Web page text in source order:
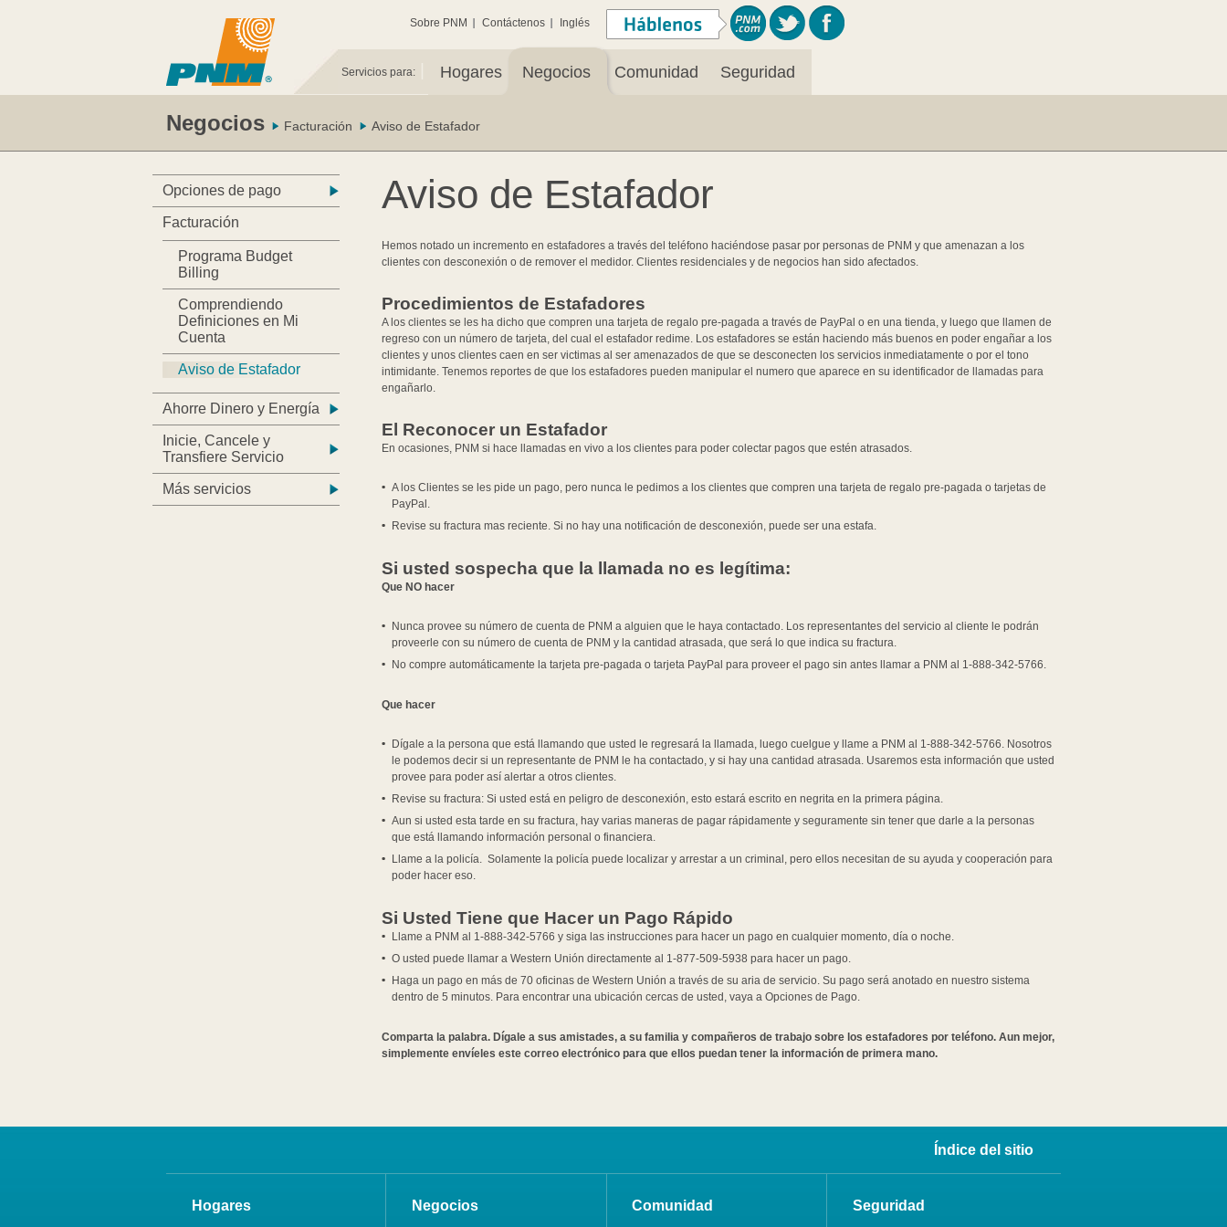
Sobre PNM Contáctenos Inglés
Servicios para: Hogares Negocios Comunidad Seguridad
Negocios Facturación Aviso de Estafador
Opciones de pago
Facturación
Programa Budget
Billing
Comprendiendo
Definiciones en Mi
Cuenta
Aviso de Estafador
Ahorre Dinero y Energía
Inicie, Cancele y
Transfiere Servicio
Más servicios
Aviso de Estafador
Hemos notado un incremento en estafadores a través del teléfono haciéndose pasar por personas de PNM y que amenazan a los
clientes con desconexión o de remover el medidor. Clientes residenciales y de negocios han sido afectados.
Procedimientos de Estafadores
A los clientes se les ha dicho que compren una tarjeta de regalo pre-pagada a través de PayPal o en una tienda, y luego que llamen de
regreso con un número de tarjeta, del cual el estafador redime. Los estafadores se están haciendo más buenos en poder engañar a los
clientes y unos clientes caen en ser victimas al ser amenazados de que se desconecten los servicios inmediatamente o por el tono
intimidante. Tenemos reportes de que los estafadores pueden manipular el numero que aparece en su identificador de llamadas para
engañarlo.
El Reconocer un Estafador
En ocasiones, PNM si hace llamadas en vivo a los clientes para poder colectar pagos que estén atrasados.
A los Clientes se les pide un pago, pero nunca le pedimos a los clientes que compren una tarjeta de regalo pre-pagada o tarjetas de
PayPal.
Revise su fractura mas reciente. Si no hay una notificación de desconexión, puede ser una estafa.
Si usted sospecha que la llamada no es legítima:
Que NO hacer
Nunca provee su número de cuenta de PNM a alguien que le haya contactado. Los representantes del servicio al cliente le podrán
proveerle con su número de cuenta de PNM y la cantidad atrasada, que será lo que indica su fractura.
No compre automáticamente la tarjeta pre-pagada o tarjeta PayPal para proveer el pago sin antes llamar a PNM al 1-888-342-5766.
Que hacer
Dígale a la persona que está llamando que usted le regresará la llamada, luego cuelgue y llame a PNM al 1-888-342-5766. Nosotros
le podemos decir si un representante de PNM le ha contactado, y si hay una cantidad atrasada. Usaremos esta información que usted
provee para poder así alertar a otros clientes.
Revise su fractura: Si usted está en peligro de desconexión, esto estará escrito en negrita en la primera página.
Aun si usted esta tarde en su fractura, hay varias maneras de pagar rápidamente y seguramente sin tener que darle a la personas
que está llamando información personal o financiera.
Llame a la policía. Solamente la policía puede localizar y arrestar a un criminal, pero ellos necesitan de su ayuda y cooperación para
poder hacer eso.
Si Usted Tiene que Hacer un Pago Rápido
Llame a PNM al 1-888-342-5766 y siga las instrucciones para hacer un pago en cualquier momento, día o noche.
O usted puede llamar a Western Unión directamente al 1-877-509-5938 para hacer un pago.
Haga un pago en más de 70 oficinas de Western Unión a través de su aria de servicio. Su pago será anotado en nuestro sistema
dentro de 5 minutos. Para encontrar una ubicación cercas de usted, vaya a Opciones de Pago.
Comparta la palabra. Dígale a sus amistades, a su familia y compañeros de trabajo sobre los estafadores por teléfono. Aun mejor,
simplemente envíeles este correo electrónico para que ellos puedan tener la información de primera mano.
Índice del sitio
Hogares Negocios Comunidad Seguridad